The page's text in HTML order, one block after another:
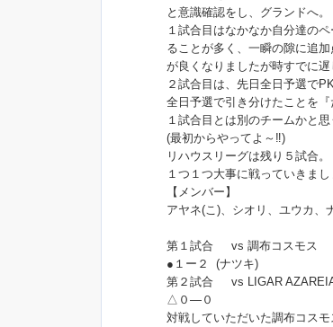
と意識確認をし、グランドへ。
１試合目はなかなか自分達の
ることが多く、一瞬の隙に追
が良くなりましたが時すでに遅
２試合目は、先日全日予選で
全日予選で引き分けたことを
１試合目とは別のチームかと
(最初からやってよ～‼️)
リハウスリーグは残り５試合。
１つ１つ大事に戦っていきまし
【メンバー】
アヤネ(こ)、シオリ、ユウカ、
第１試合 vs 調布コスモス
●１ー２ (ナツキ)
第２試合 vs LIGAR
△０―０
対戦していただいた調布コス